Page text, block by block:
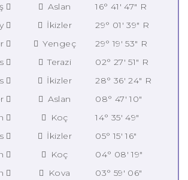
Aslan
16° 41' 47" R
İkizler
29° 01' 39" R
Yengeç
29° 19' 53" R
Terazi
02° 27' 51" R
İkizler
28° 36' 24" R
Aslan
08° 47' 10"
Koç
14° 35' 49"
İkizler
05° 15' 16"
Koç
04° 08' 19"
Kova
03° 59' 06"